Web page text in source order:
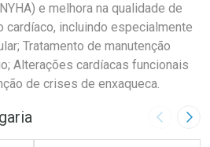
e melhora na qualidade de
cardíaco, incluindo especialmente
Tratamento de manutenção
Alterações cardíacas funcionais
de crises de enxaqueca.
Imagem